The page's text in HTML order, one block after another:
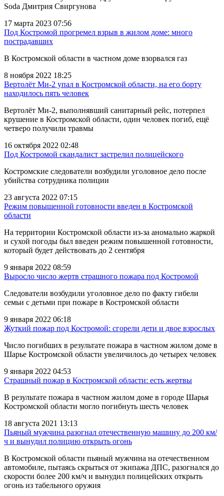
Soda Дмитрия Свиргунова
17 марта 2023 07:56
Под Костромой прогремел взрыв в жилом доме: много
пострадавших
В Костромской области в частном доме взорвался газ
8 ноября 2022 18:25
Вертолёт Ми-2 упал в Костромской области, на его борту
находилось пять человек
Вертолёт Ми-2, выполнявший санитарный рейс, потерпел
крушение в Костромской области, один человек погиб, ещё
четверо получили травмы
16 октября 2022 02:48
Под Костромой скандалист застрелил полицейского
Костромские следователи возбудили уголовное дело после
убийства сотрудника полиции
23 августа 2022 07:15
Режим повышенной готовности введен в Костромской
области
На территории Костромской области из-за аномально жаркой
и сухой погоды был введен режим повышенной готовности,
который будет действовать до 2 сентября
9 января 2022 08:59
Выросло число жертв страшного пожара под Костромой
Следователи возбудили уголовное дело по факту гибели
семьи с детьми при пожаре в Костромской области
9 января 2022 06:18
Жуткий пожар под Костромой: сгорели дети и двое взрослых
Число погибших в результате пожара в частном жилом доме в
Шарье Костромской области увеличилось до четырех человек
9 января 2022 04:53
Страшный пожар в Костромской области: есть жертвы
В результате пожара в частном жилом доме в городе Шарья
Костромской области могло погибнуть шесть человек
18 августа 2021 13:13
Пьяный мужчина разогнал отечественную машину до 200 км/
ч и вынудил полицию открыть огонь
В Костромской области пьяный мужчина на отечественном
автомобиле, пытаясь скрыться от экипажа ДПС, разогнался до
скорости более 200 км/ч и вынудил полицейских открыть
огонь из табельного оружия